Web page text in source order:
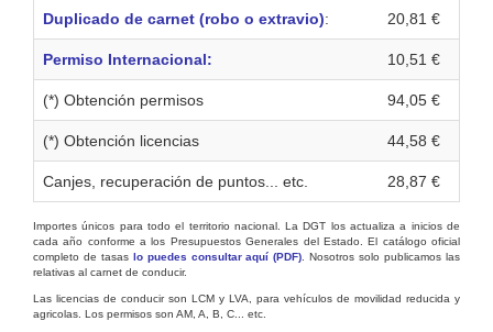
Duplicado de carnet (robo o extravio): 20,81 €
Permiso Internacional: 10,51 €
(*) Obtención permisos 94,05 €
(*) Obtención licencias 44,58 €
Canjes, recuperación de puntos... etc. 28,87 €
Importes únicos para todo el territorio nacional. La DGT los actualiza a inicios de
cada año conforme a los Presupuestos Generales del Estado. El catálogo oficial
completo de tasas lo puedes consultar aquí (PDF) . Nosotros solo publicamos las
relativas al carnet de conducir.
Las licencias de conducir son LCM y LVA, para vehículos de movilidad reducida y
agricolas. Los permisos son AM, A, B, C... etc.